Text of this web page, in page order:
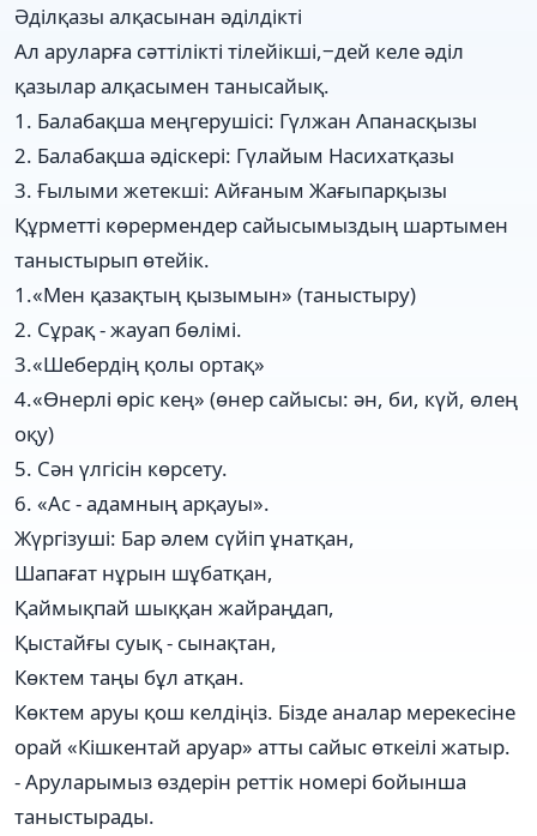
Әділқазы алқасынан әділдікті
Ал аруларға сәттілікті тілейікші,‒дей келе әділ
қазылар алқасымен танысайық.
1. Балабақша меңгерушісі: Гүлжан Апанасқызы
2. Балабақша әдіскері: Гүлайым Насихатқазы
3. Ғылыми жетекші: Айғаным Жағыпарқызы
Құрметті көрермендер сайысымыздың шартымен
таныстырып өтейік.
1.«Мен қазақтың қызымын» (таныстыру)
2. Сұрақ - жауап бөлімі.
3.«Шебердің қолы ортақ»
4.«Өнерлі өріс кең» (өнер сайысы: ән, би, күй, өлең
оқу)
5. Сән үлгісін көрсету.
6. «Ас - адамның арқауы».
Жүргізуші: Бар әлем сүйіп ұнатқан,
Шапағат нұрын шұбатқан,
Қаймықпай шыққан жайраңдап,
Қыстайғы суық - сынақтан,
Көктем таңы бұл атқан.
Көктем аруы қош келдіңіз. Бізде аналар мерекесіне
орай «Кішкентай аруар» атты сайыс өткеілі жатыр.
- Аруларымыз өздерін реттік номері бойынша
таныстырады.